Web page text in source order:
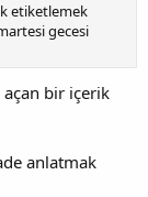
etiketlemek
gecesi
açan bir içerik
anlatmak